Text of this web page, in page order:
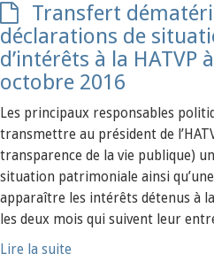
Transfert
déclarations de
d’intérêts à la HATVP
octobre 2016
Les principaux responsables
transmettre au président de
transparence de la vie publique)
situation patrimoniale ainsi
apparaître les intérêts détenus à
les deux mois qui suivent leur
Lire la suite